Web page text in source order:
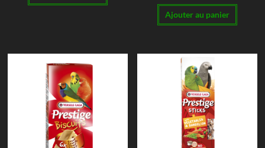
Ajouter au panier